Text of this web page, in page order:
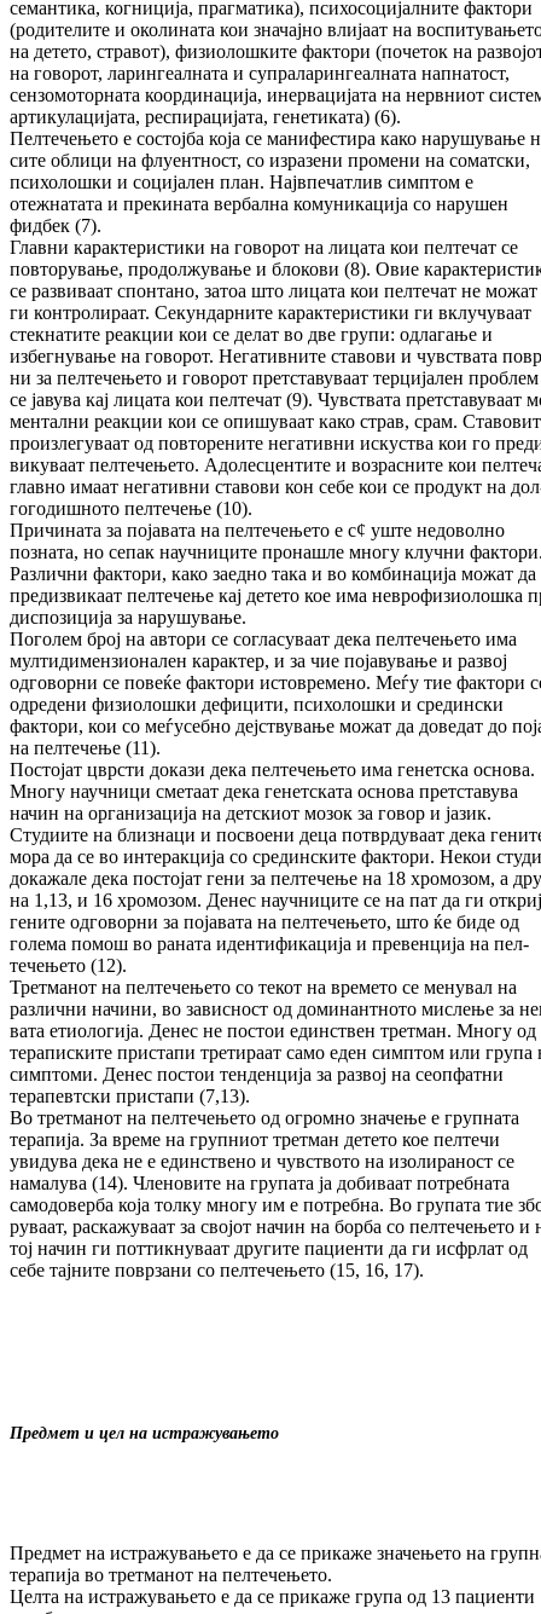
семантика, когниција, праг­ма­ти­ка), психосоцијалните фактори
(ро­ди­те­ли­те и околината кои значајно влијаат на
на детето, стравот), фи­зио­лош­ки­те фактори (почеток на
на го­во­рот, ларингеалната и супраларингеалната нап­натост,
сензомоторната координација, инер­вацијата на нервниот
ар­ти­ку­ла­ци­јата, респирацијата, генетиката) (6).
Пелтечењето е состојба која се манифестира како нарушување
сите облици на флуен­т­но­ст, со изразени промени на со­мат­ски,
психолошки и социјален план. Нај­впе­чат­лив симптом е
отежнатата и прекината вер­бална комуникација со нарушен
фидбек (7).
Главни карактеристики на говорот на лицата кои пелтечат се
повторување, продолжување и блокови (8). Овие
се раз­ви­ваат спонтано, затоа што лицата кои пел­те­чат не можат
ги контролираат. Се­кун­дар­ните карактеристики ги вклучуваат
стек­на­ти­те реакции кои се делат во две групи: од­лагање и
избегнување на го­во­рот. Негативните ста­во­ви и чувствата
ни за пелтечењето и говорот претставуваат тер­цијален проблем
се јавува кај лицата кои пелтечат (9). Чув­с­твата претставуваат
ментални реакции кои се опишуваат како страв, срам.
про­излегуваат од пов­торените негативни ис­кус­тва кои го
ви­куваат пелтечењето. Адо­лесцентите и воз­расните кои
глав­но имаат не­га­тивни ставови кон себе кои се продукт на
гогодишното пелтечење (10).
При­чината за појавата на пелтечењето е с¢ уш­те недоволно
позната, но сепак науч­ни­ци­те пронашле многу клучни
Раз­лич­ни фактори, како заедно така и во ком­би­на­ци­ја можат да
предизвикаат пeлтечење кај де­те­то кое има неврофизиолошка
дис­по­зи­ци­ја за нарушување.
Поголем број на автори се согласуваат дека пел­­те­чењето има
мултидимензионален карак­тер, и за чие појавување и развој
одговорни се по­­веќе фактори истовремено. Меѓу тие фак­­то­ри
одредени физиолошки дефицити, пси­­холошки и средински
фактори, кои со ме­ѓусебно дејствување можат да доведат до
на пелтечење (11).
Постојат цврсти докази дека пелтечењето има ге­нетска основа.
Многу научници сметаат дека генетската основа претставува
начин на ор­га­низација на детскиот мозок за говор и јазик.
Студиите на близнаци и посвоени деца потврдуваат дека
мора да се во ин­теракција со срединските фактори. Некои
докажале дека постојат гени за пел­те­че­ње на 18 хромозом, а
на 1,13, и 16 хро­мозом. Денес научниците се на пат да ги
гените одговорни за појавата на пел­течењето, што ќе биде од
голема помош во раната идентификација и превенција на пел­
течењето (12).
Третманот на пелтечењето со текот на вре­ме­то се менувал на
различни начини, во за­вис­ност од доминантното мислење за
ва­та етиологија. Денес не постои единствен трет­ман. Многу од
тераписките пристапи тре­ти­ра­ат само еден симптом или група
сим­п­то­ми. Денес постои тенденција за раз­вој на се­оп­фатни
терапевтски пристапи (7,13).
Во третманот на пелтечењето од огромно зна­че­ње е групната
терапија. За време на груп­н­и­от третман детето кое пелтечи
увидува дека не е единствено и чувството на изо­ли­ра­ност се
намалува (14). Членовите на групата ја до­би­­ва­ат потребната
самодоверба која тол­ку многу им е потребна. Во групата тие
ру­ва­ат, раскажуваат за својот начин на бор­ба со пел­течењето и
тој начин ги поттик­ну­ва­ат дру­гите пациенти да ги исфрлат од
себе тај­ни­­те поврзани со пелтечењето (15, 16, 17).
Предмет и цел на истражувањето
Предмет на истражувањето е да се прикаже зна­чењето на
терапија во трет­ма­нот на пелтечењето.
Целта на истражувањето е да се прикаже гру­па од 13 пациенти